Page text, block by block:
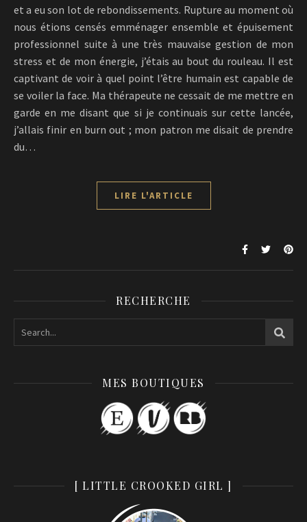
et a eu son lot de rebondissements. Rupture au moment où
nous étions censés emménager ensemble et épuisement
professionnel suite à une très mauvaise gestion de mon
stress et de mon énergie, j’étais au bout du rouleau. Il est
captivant de voir à quel point l’être humain est capable de
se voiler la face. Ma thérapeute ne cessait de me mettre en
garde en me disant que si je continuais sur cette lancée,
j’allais finir en burn out ; mon patron me disait de prendre
du…
LIRE L'ARTICLE
RECHERCHE
MES BOUTIQUES
[ LITTLE CROOKED GIRL ]